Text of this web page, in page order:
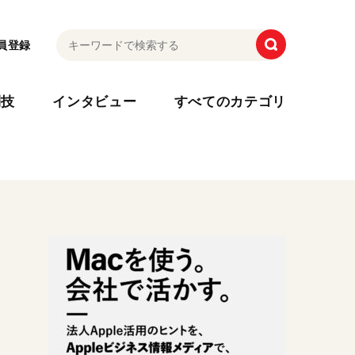
登録
インタビュー すべてのカテゴリ